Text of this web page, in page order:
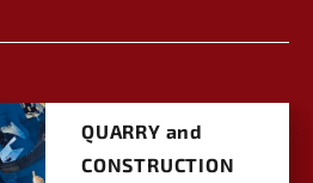
QUARRY and
CONSTRUCTION